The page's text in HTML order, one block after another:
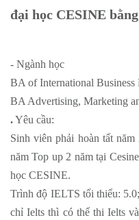
đại học CESINE
- Ngành học
BA of International Business
BA Advertising, Marketing
.Yêu cầu:
Sinh viên phải hoàn tất
năm Top up 2 năm tại
học CESINE.
Trình độ IELTS tối thiểu:
chỉ Ielts thì có thể thi Ielts